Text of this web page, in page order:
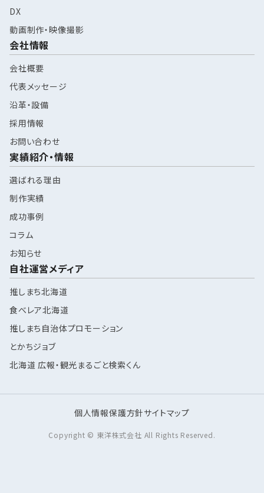
DX
動画制作・映像撮影
会社情報
会社概要
代表メッセージ
沿革・設備
採用情報
お問い合わせ
実績紹介・情報
選ばれる理由
制作実績
成功事例
コラム
お知らせ
自社運営メディア
推しまち北海道
食べレア北海道
推しまち自治体プロモーション
とかちジョブ
北海道 広報・観光まるごと検索くん
個人情報保護方針サイトマップ
Copyright © 東洋株式会社 All Rights Reserved.